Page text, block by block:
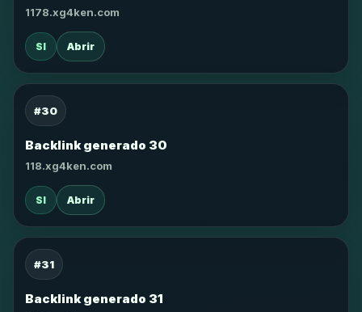
1178.xg4ken.com
SI Abrir
#30
Backlink generado 30
118.xg4ken.com
SI Abrir
#31
Backlink generado 31